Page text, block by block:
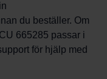
du beställer. Om
665285 passar i
för hjälp med